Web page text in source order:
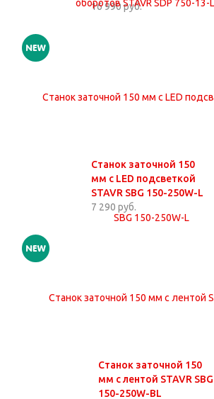
16 990 руб.
Станок заточной 150
мм с LED подсветкой
STAVR SBG 150-250W-L
7 290 руб.
Станок заточной 150
мм с лентой STAVR SBG
150-250W-BL